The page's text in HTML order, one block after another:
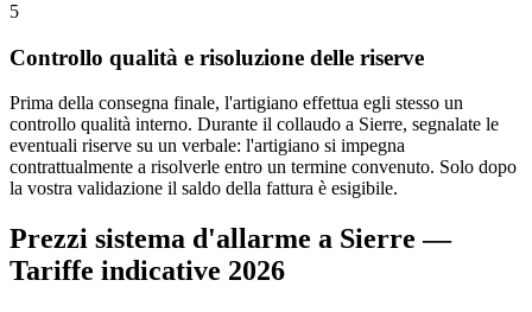
5
Controllo qualità e risoluzione delle riserve
Prima della consegna finale, l'artigiano effettua egli stesso un
controllo qualità interno. Durante il collaudo a Sierre, segnalate le
eventuali riserve su un verbale: l'artigiano si impegna
contrattualmente a risolverle entro un termine convenuto. Solo dopo
la vostra validazione il saldo della fattura è esigibile.
Prezzi sistema d'allarme a Sierre —
Tariffe indicative 2026